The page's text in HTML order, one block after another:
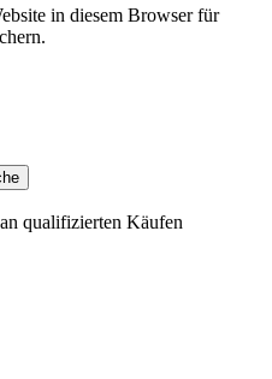
in diesem Browser für
qualifizierten Käufen